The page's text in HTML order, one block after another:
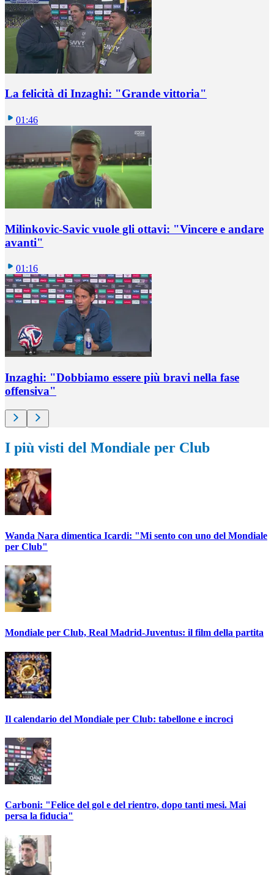
La felicità di Inzaghi: "Grande vittoria"
01:46
Milinkovic-Savic vuole gli ottavi: "Vincere e andare
avanti"
01:16
Inzaghi: "Dobbiamo essere più bravi nella fase
offensiva"
I più visti del Mondiale per Club
Wanda Nara dimentica Icardi: "Mi sento con uno del Mondiale
per Club"
Mondiale per Club, Real Madrid-Juventus: il film della partita
Il calendario del Mondiale per Club: tabellone e incroci
Carboni: "Felice del gol e del rientro, dopo tanti mesi. Mai
persa la fiducia"